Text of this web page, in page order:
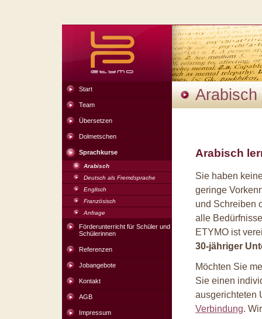
Start
Team
Übersetzen
Dolmetschen
Sprachkurse
Arabisch
Deutsch als Fremdsprache
Englisch
Französisch
Anfrage
Förderunterricht für Schüler und
Schülerinnen
Referenzen
Jobangebote
Kontakt
AGB
Impressum
Arabisch
Sie haben
geringe
und Schreiben
alle
ETYMO ist
30-jähriger
Möchten Sie
Sie einen
ausgerichteten
Verbindung.